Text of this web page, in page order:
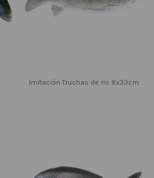
Imitación Truchas de rio 8x33cm